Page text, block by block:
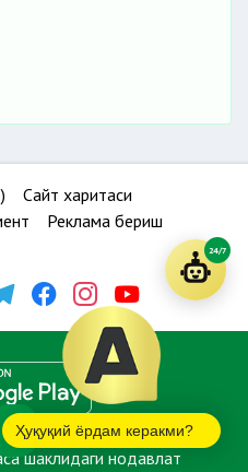
Сайт харитаси
Реклама бериш
шаклидаги нодавлат
Ҳуқуқий ёрдам керакми?
24/7